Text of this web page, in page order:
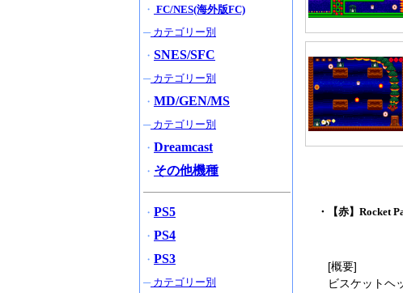
・【赤】Rocket
[概要]
ビスケットヘ
・ FC/NES(海外版FC)
─カテゴリー別
・ SNES/SFC
─カテゴリー別
・ MD/GEN/MS
─カテゴリー別
・ Dreamcast
・ その他機種
・ PS5
・ PS4
・ PS3
─カテゴリー別